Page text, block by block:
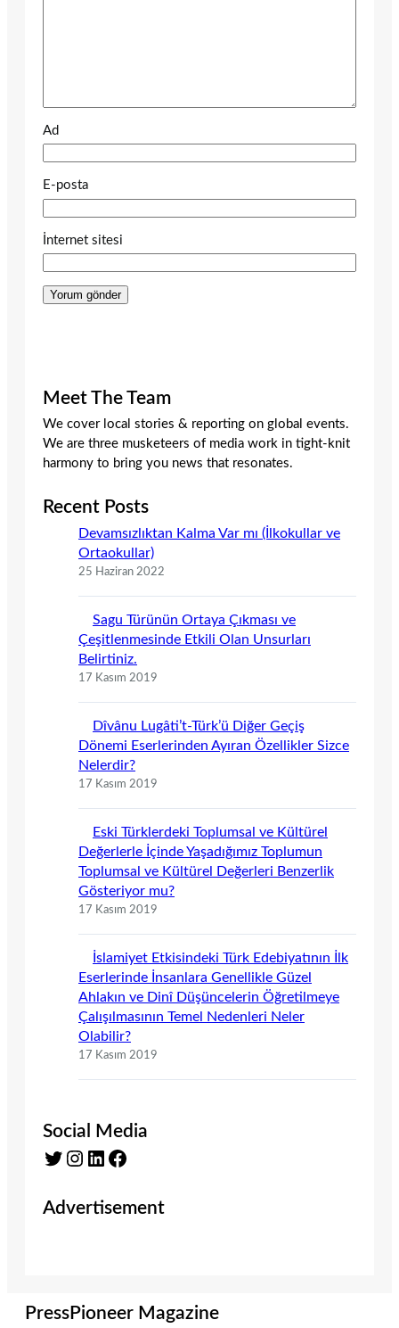
Ad
E-posta
İnternet sitesi
Meet The Team
We cover local stories & reporting on global events.
We are three musketeers of media work in tight-knit
harmony to bring you news that resonates.
Recent Posts
Devamsızlıktan Kalma Var mı (İlkokullar ve
Ortaokullar)
25 Haziran 2022
Sagu Türünün Ortaya Çıkması ve
Çeşitlenmesinde Etkili Olan Unsurları
Belirtiniz.
17 Kasım 2019
Dîvânu Lugâti’t-Türk’ü Diğer Geçiş
Dönemi Eserlerinden Ayıran Özellikler Sizce
Nelerdir?
17 Kasım 2019
Eski Türklerdeki Toplumsal ve Kültürel
Değerlerle İçinde Yaşadığımız Toplumun
Toplumsal ve Kültürel Değerleri Benzerlik
Gösteriyor mu?
17 Kasım 2019
İslamiyet Etkisindeki Türk Edebiyatının İlk
Eserlerinde İnsanlara Genellikle Güzel
Ahlakın ve Dinî Düşüncelerin Öğretilmeye
Çalışılmasının Temel Nedenleri Neler
Olabilir?
17 Kasım 2019
Social Media
Twitter Instagram LinkedIn Facebook
Advertisement
PressPioneer Magazine